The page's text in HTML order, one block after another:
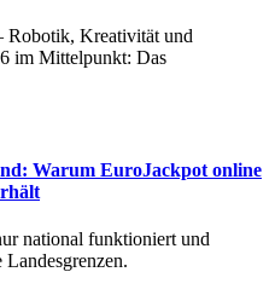
Robotik, Kreativität und
im Mittelpunkt: Das
Warum EuroJackpot online
national funktioniert und
Landesgrenzen.